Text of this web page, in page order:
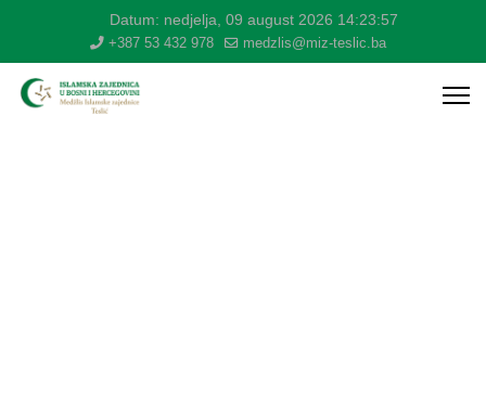
Datum: nedjelja, 09 august 2026 14:23:57
+387 53 432 978 medzlis@miz-teslic.ba